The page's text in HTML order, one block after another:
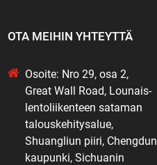
OTA MEIHIN YHTEYTTÄ
Osoite: Nro 29, osa 2,
Great Wall Road, Lounais-
lentoliikenteen sataman
talouskehitysalue,
Shuangliun piiri, Chengdun
kaupunki, Sichuanin